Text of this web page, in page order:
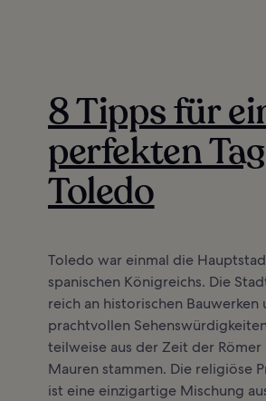
8 Tipps für
perfekten
Toledo
Toledo war einmal die
spanischen Königreichs. Die
reich an historischen Bauwerken
prachtvollen
teilweise aus der Zeit der Römer
Mauren stammen. Die religiöse
ist eine einzigartige Mischung